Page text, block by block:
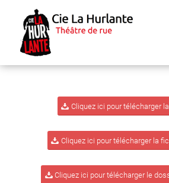
Cliquez ici pour télécharger
Cliquez ici pour télécharger la
Cliquez ici pour télécharger le